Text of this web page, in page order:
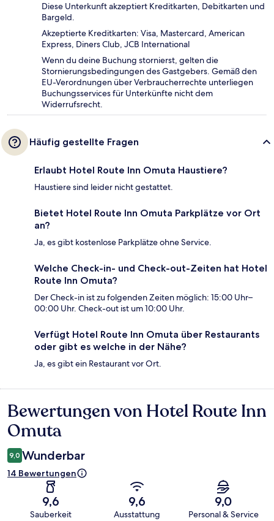
Diese Unterkunft akzeptiert Kreditkarten, Debitkarten und
Bargeld.
Akzeptierte Kreditkarten: Visa, Mastercard, American
Express, Diners Club, JCB International
Wenn du deine Buchung stornierst, gelten die
Stornierungsbedingungen des Gastgebers. Gemäß den
EU-Verordnungen über Verbraucherrechte unterliegen
Buchungsservices für Unterkünfte nicht dem
Widerrufsrecht.
Häufig gestellte Fragen
Erlaubt Hotel Route Inn Omuta Haustiere?
Haustiere sind leider nicht gestattet.
Bietet Hotel Route Inn Omuta Parkplätze vor Ort
an?
Ja, es gibt kostenlose Parkplätze ohne Service.
Welche Check-in- und Check-out-Zeiten hat Hotel
Route Inn Omuta?
Der Check-in ist zu folgenden Zeiten möglich: 15:00 Uhr–
00:00 Uhr. Check-out ist um 10:00 Uhr.
Verfügt Hotel Route Inn Omuta über Restaurants
oder gibt es welche in der Nähe?
Ja, es gibt ein Restaurant vor Ort.
Bewertungen
Bewertungen von Hotel Route Inn
Omuta
9,0 Wunderbar
14 Bewertungen
9,6
Sauberkeit
9,6
Ausstattung
9,0
Personal & Service